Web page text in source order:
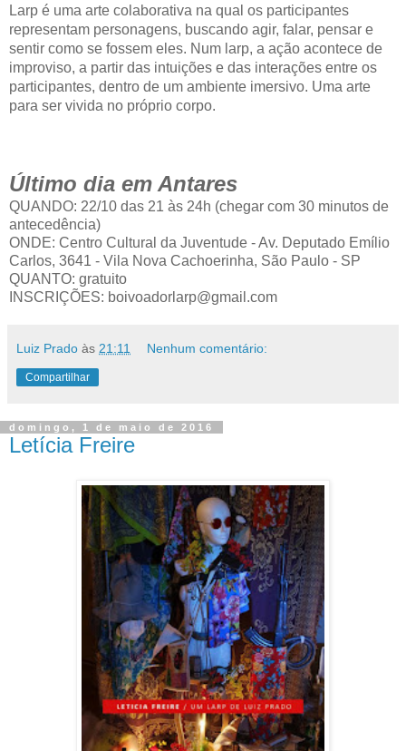
Larp é uma arte colaborativa na qual os participantes
representam personagens, buscando agir, falar, pensar e
sentir como se fossem eles. Num larp, a ação acontece de
improviso, a partir das intuições e das interações entre os
participantes, dentro de um ambiente imersivo. Uma arte
para ser vivida no próprio corpo.
Último dia em Antares
QUANDO: 22/10 das 21 às 24h (chegar com 30 minutos de
antecedência)
ONDE: Centro Cultural da Juventude - Av. Deputado Emílio
Carlos, 3641 - Vila Nova Cachoerinha, São Paulo - SP
QUANTO: gratuito
INSCRIÇÕES: boivoadorlarp@gmail.com
Luiz Prado às 21:11 Nenhum comentário:
Compartilhar
domingo, 1 de maio de 2016
Letícia Freire